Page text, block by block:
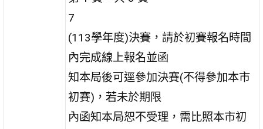
7
(113學年度)決賽，請於初賽報名時間
內完成線上報名並函
知本局後可逕參加決賽(不得參加本市
初賽)，若未於期限
內函知本局恕不受理，需比照本市初